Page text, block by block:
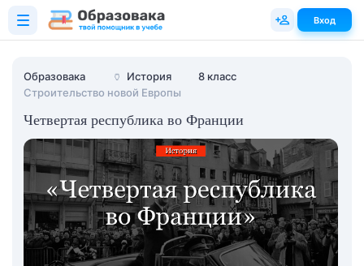
Образовака 🏺 История
8 класс
Строительство новой Европы
Четвертая республика во Франции
Вход